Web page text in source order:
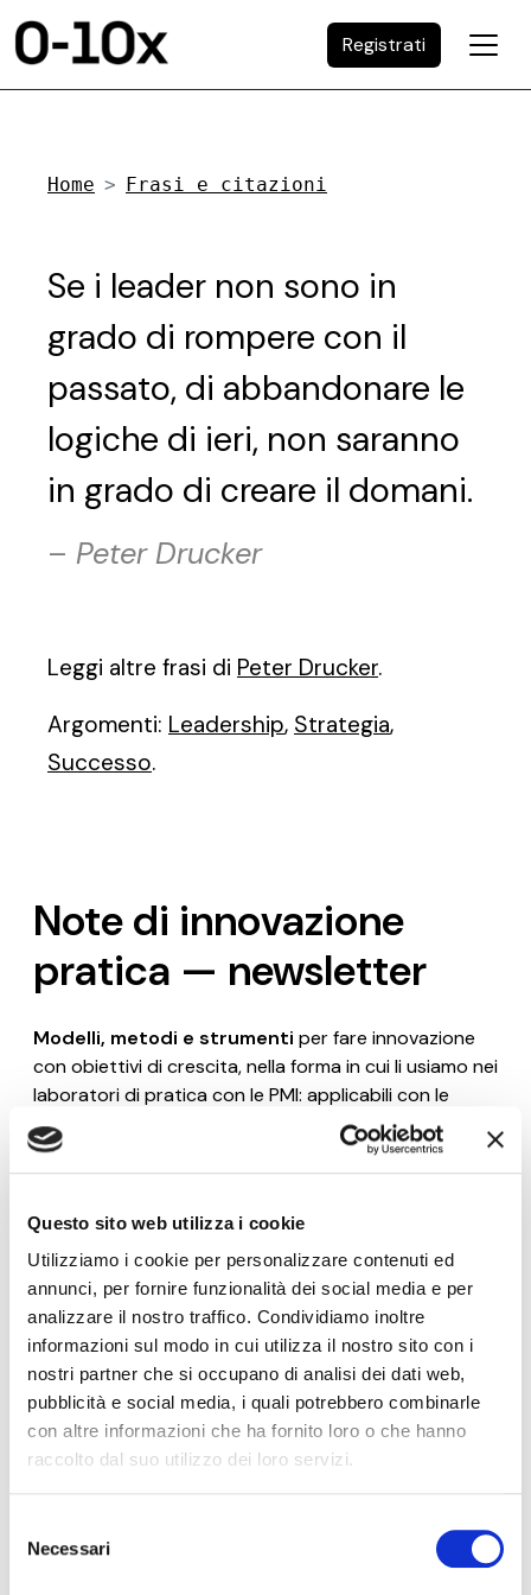
Questo sito web utilizza i cookie
Utilizziamo i cookie per personalizzare contenuti ed
annunci, per fornire funzionalità dei social media e per
analizzare il nostro traffico. Condividiamo inoltre
informazioni sul modo in cui utilizza il nostro sito con i
nostri partner che si occupano di analisi dei dati web,
pubblicità e social media, i quali potrebbero combinarle
con altre informazioni che ha fornito loro o che hanno
raccolto dal suo utilizzo dei loro servizi.
delNecessari
Registrati
Home Frasi e citazioni
Se i leader non sono in
grado di rompere con il
passato, di abbandonare le
logiche di ieri, non saranno
in grado di creare il domani.
– Peter Drucker
Leggi altre frasi di Peter Drucker.
Argomenti: Leadership, Strategia,
Successo.
Note di innovazione
pratica — newsletter
Modelli, metodi e strumenti per fare innovazione
con obiettivi di crescita, nella forma in cui li usiamo nei
laboratori di pratica con le PMI: applicabili con le
risorse che un'azienda ha già. Ogni martedì.
Nome*
e-Mail*
Ai sensi e per gli effetti degli artt. 6, 7, 12, 13 del
Regolamento UE 2016/679 – GDPR. Esprimo il
consenso al trattamento dati per finalità B), attività
di marketing diretto dell'informativa per il
trattamento dei dati personali.